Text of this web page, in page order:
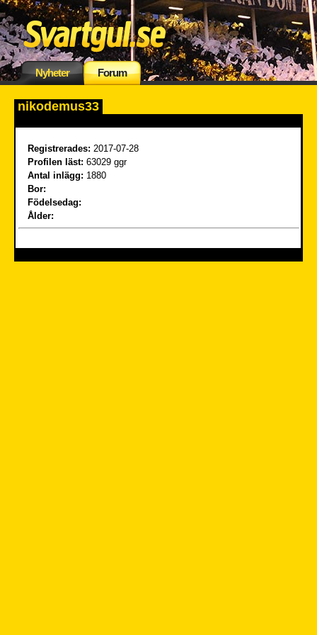
Nyheter Forum
nikodemus33
Registrerades: 2017-07-28
Profilen läst: 63029 ggr
Antal inlägg: 1880
Bor:
Födelsedag:
Ålder: